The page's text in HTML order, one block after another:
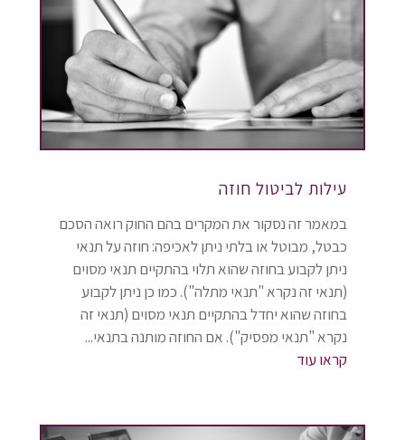
עילות לביטול חוזה
במאמר זה נסקור את המקרים בהם החוק רואה הסכם
כבטל, מבוטל או בלתי ניתן לאכיפה: חוזה על תנאי
ניתן לקבוע בחוזה שהוא תלוי בהתקיים תנאי מסוים
(תנאי זה נקרא "תנאי מתלה"). כמו כן ניתן לקבוע
בחוזה שהוא יחדל בהתקיים תנאי מסוים (תנאי זה
נקרא "תנאי מפסיק"). אם החוזה מותנה בתנאי...
קראו עוד